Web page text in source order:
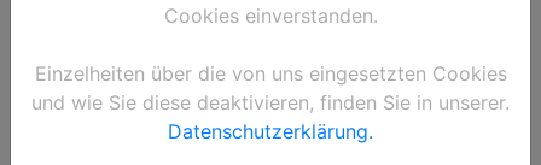
Cookies einverstanden.
Einzelheiten über die von uns eingesetzten Cookies
und wie Sie diese deaktivieren, finden Sie in unserer.
Datenschutzerklärung.